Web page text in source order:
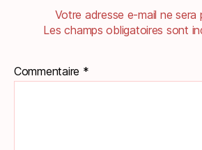
Votre adresse e-mail ne sera
Les champs obligatoires sont
Commentaire *